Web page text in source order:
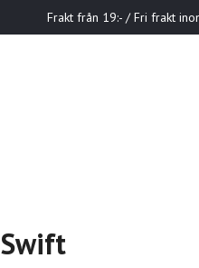
Frakt från 19:- / Fri frakt
Swift